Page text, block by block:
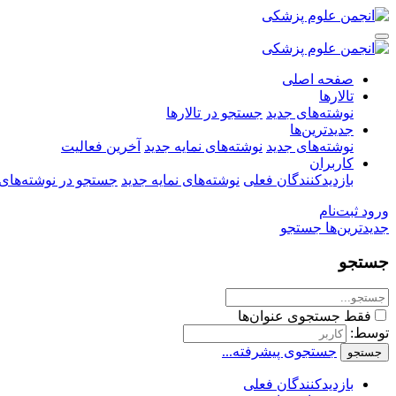
صفحه اصلی
تالارها
نوشته‌های جدید جستجو در تالارها
جدیدترین‌ها
نوشته‌های جدید نوشته‌های نمایه جدید آخرین فعالیت
کاربران
بازدیدکنندگان فعلی نوشته‌های نمایه جدید جستجو در نوشته‌های
ورود ثبت‌نام
جدیدترین‌ها جستجو
جستجو
فقط جستجوی عنوان‌ها
توسط:
جستجو جستجوی پیشرفته...
بازدیدکنندگان فعلی